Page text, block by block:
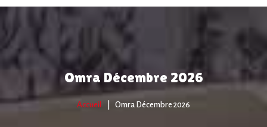
Omra Décembre 2026
Accueil Omra Décembre 2026